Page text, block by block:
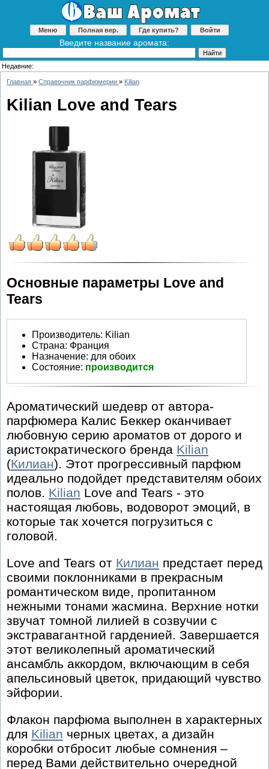
Меню Полная вер. Где купить? Войти
Введите название аромата:
Недавние:
Главная » Справочник парфюмерии » Kilian
Kilian Love and Tears
Основные параметры Love and
Tears
Производитель: Kilian
Страна: Франция
Назначение: для обоих
Состояние: производится
Ароматический шедевр от автора-
парфюмера Калис Беккер оканчивает
любовную серию ароматов от дорого и
аристократического бренда Kilian
(Килиан). Этот прогрессивный парфюм
идеально подойдет представителям обоих
полов. Kilian Love and Tears - это
настоящая любовь, водоворот эмоций, в
которые так хочется погрузиться с
головой.
Love and Tears от Килиан предстает перед
своими поклонниками в прекрасным
романтическом виде, пропитанном
нежными тонами жасмина. Верхние нотки
звучат томной лилией в созвучии с
экстравагантной гарденией. Завершается
этот великолепный ароматический
ансамбль аккордом, включающим в себя
апельсиновый цветок, придающий чувство
эйфории.
Флакон парфюма выполнен в характерных
для Kilian черных цветах, а дизайн
коробки отбросит любые сомнения –
перед Вами действительно очередной